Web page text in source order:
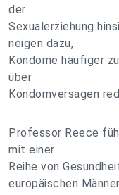
der
Sexualerziehung
neigen dazu,
Kondome häufiger
über
Kondomversagen
Professor Reece
mit einer
Reihe von
europäischen